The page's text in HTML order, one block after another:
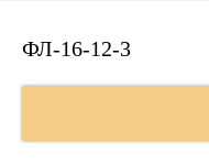
ФЛ-16-12-3